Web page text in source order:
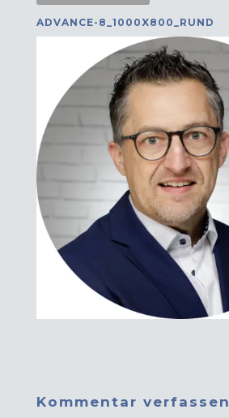
ADVANCE-8_1000X800_RUND
Kommentar verfassen